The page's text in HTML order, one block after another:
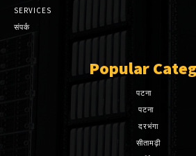
SERVICES
संपर्क
Popular
पटना
पटना
दरभंगा
सीतामढ़ी